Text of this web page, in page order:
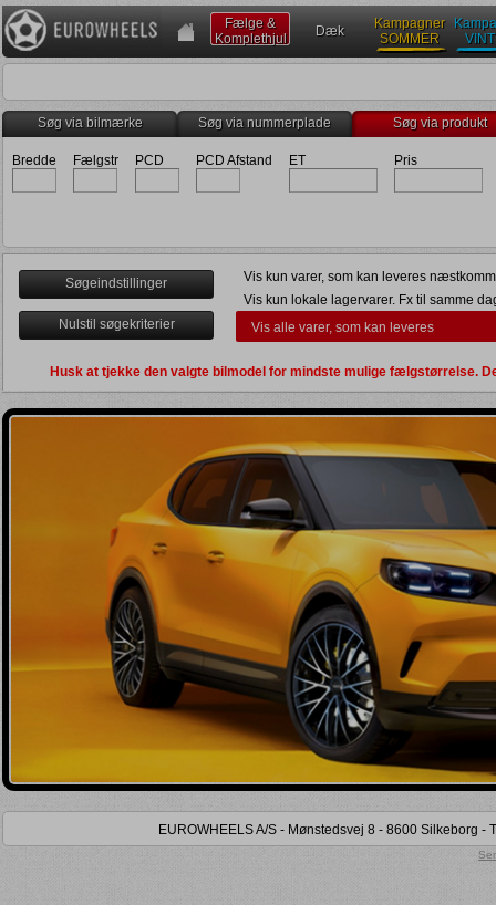
Fælge &
Komplethjul
Dæk
Kampagner
SOMMER
Søg via bilmærke Søg via nummerplade Søg via produkt
Bredde Fælgstr PCD PCD Afstand ET Pris
Søgeindstillinger
Nulstil søgekriterier
Vis kun varer, som kan leveres
Vis kun lokale lagervarer. Fx til samme
Vis alle varer, som kan leveres
Levering senest om 2 uger
Anden dato
Kun på lokalt lager (
Kun tidligere købt (
Kun egnet til vinterbrug ()
Kun direkte navboring ()
Husk at tjekke den valgte bilmodel for mindste mulige fælgstørrelse.
EUROWHEELS A/S - Mønstedsvej 8 - 8600 Silkeborg